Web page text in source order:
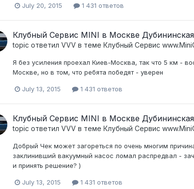
July 20, 2015 1 431 ответов
Клубный Сервис MINI в Москве Дубининская
topic ответил VVVв теме Клубный Сервис
Я без усиления проехал Киев-Москва, так что 5 км -
Москве, но в том, что ребята победят - уверен
July 13, 2015 1 431 ответов
Клубный Сервис MINI в Москве Дубининская
topic ответил VVVв теме Клубный Сервис
Добрый Чек может загореться по очень многим
заклинивший вакуумный насос ломал распредвал -
и принять решение? )
July 13, 2015 1 431 ответов